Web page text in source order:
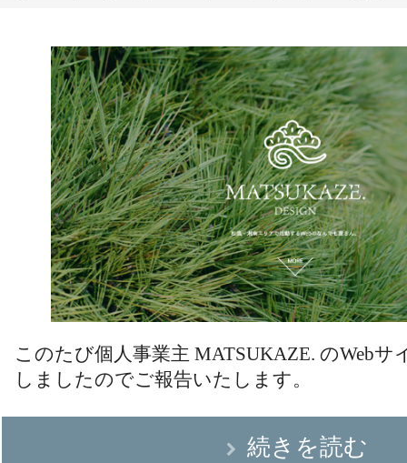
このたび個人事業主 MATSUKAZE. のWeb
しましたのでご報告いたします。
続きを読む